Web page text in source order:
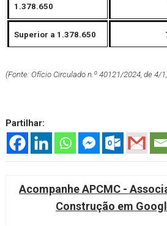
1.378.650
Superior a 1.378.650
(Fonte: Ofício Circulado n.º 40121/2024, de 4/
Partilhar:
Acompanhe APCMC -
Construção em